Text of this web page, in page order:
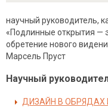
научный руководитель,
«Подлинные открытия —
обретение нового
Марсель Пруст
Научный
ДИЗАЙН В ОБРЯДАХ